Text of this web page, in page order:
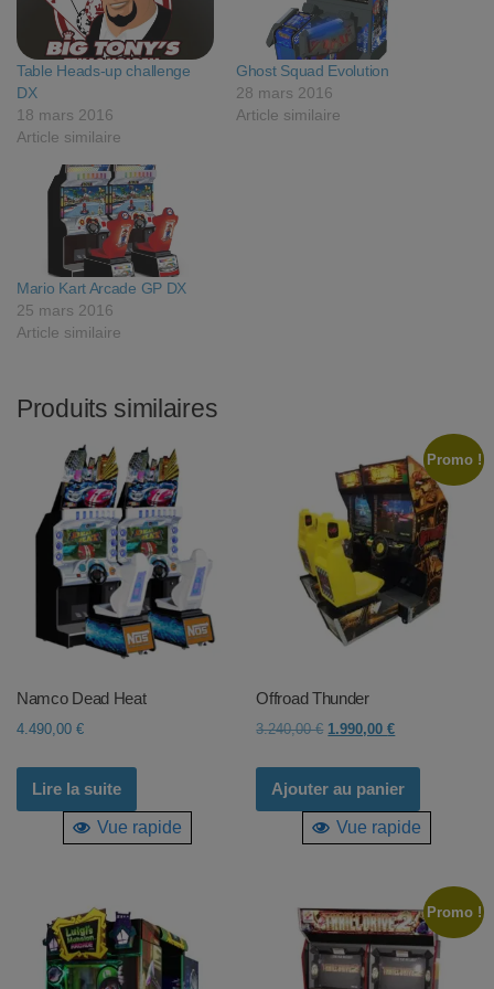
Table Heads-up challenge
DX
18 mars 2016
Article similaire
Ghost Squad Evolution
28 mars 2016
Article similaire
Mario Kart Arcade GP DX
25 mars 2016
Article similaire
Produits similaires
Namco Dead Heat
4.490,00 €
Lire la suite
Vue rapide
Promo !
Offroad Thunder
3.240,00€ Le
était :
3.240,00 €.
1.990,00€Le
est :
1.990,00 €.
Ajouter au panier
Vue rapide
Promo !